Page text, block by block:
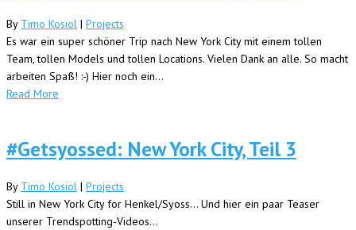
By Timo Kosiol | Projects
Es war ein super schöner Trip nach New York City mit einem tollen
Team, tollen Models und tollen Locations. Vielen Dank an alle. So macht
arbeiten Spaß! :-) Hier noch ein...
Read More
#Getsyossed: New York City, Teil 3
By Timo Kosiol | Projects
Still in New York City for Henkel/Syoss... Und hier ein paar Teaser
unserer Trendspotting-Videos...